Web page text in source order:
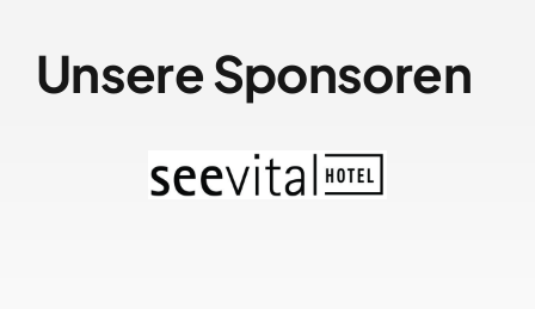
Unsere Sponsoren